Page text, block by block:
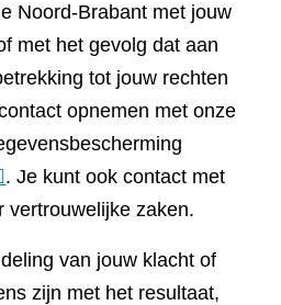
Noord-Brabant met jouw
met het gevolg dat aan
tot jouw rechten
opnemen met onze
. Je kunt ook contact met
vertrouwelijke zaken.
van jouw klacht of
zijn met het resultaat,